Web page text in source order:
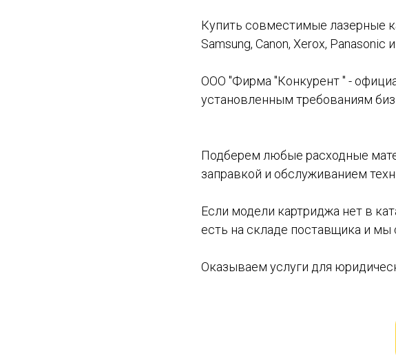
Купить совместимые лазерные
Samsung, Canon, Xerox,
ООО "Фирма "Конкурент " -
установленным требованиям
Подберем любые расходные
заправкой и обслуживанием
Если модели картриджа нет в
есть на складе поставщика и
Оказываем услуги для